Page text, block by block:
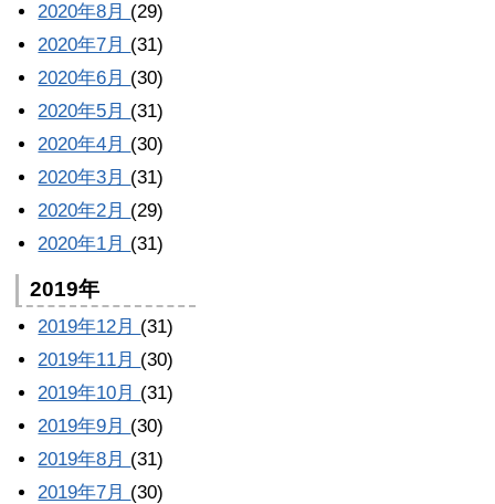
2020年8月 (29)
2020年7月 (31)
2020年6月 (30)
2020年5月 (31)
2020年4月 (30)
2020年3月 (31)
2020年2月 (29)
2020年1月 (31)
2019年
2019年12月 (31)
2019年11月 (30)
2019年10月 (31)
2019年9月 (30)
2019年8月 (31)
2019年7月 (30)